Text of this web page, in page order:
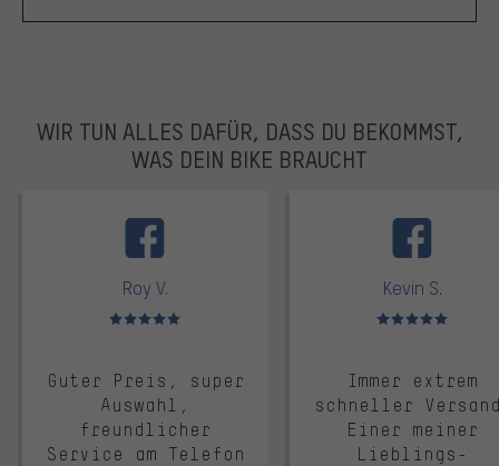
WIR TUN ALLES DAFÜR, DASS DU BEKOMMST,
WAS DEIN BIKE BRAUCHT
Roy V.
Bewertungen: 5 von 5
Guter Preis, super
Auswahl,
freundlicher
Service am Telefon
Kevin S.
Bewertungen: 5 von 5
Immer extrem
schneller
Einer meiner
Lieblings-